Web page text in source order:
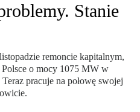
Stanie
remoncie kapitalnym,
o mocy 1075 MW w
pracuje na połowę swojej